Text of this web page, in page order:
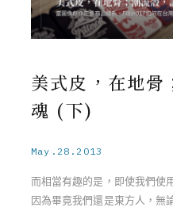
美式皮，在地骨
魂 (下)
May.28.2013
而相當有趣的是，即使我們使
因為畢竟我們還是東方人，無